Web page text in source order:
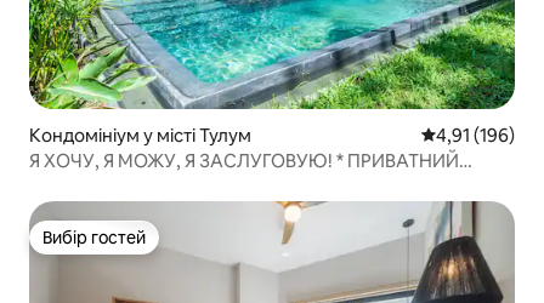
Кондомініум у місті Тулум Середня
4,91 (196)
Я ХОЧУ, Я МОЖУ, Я ЗАСЛУГОВУЮ! * ПРИВАТНИЙ
Вибір гостей
Вибір гостей